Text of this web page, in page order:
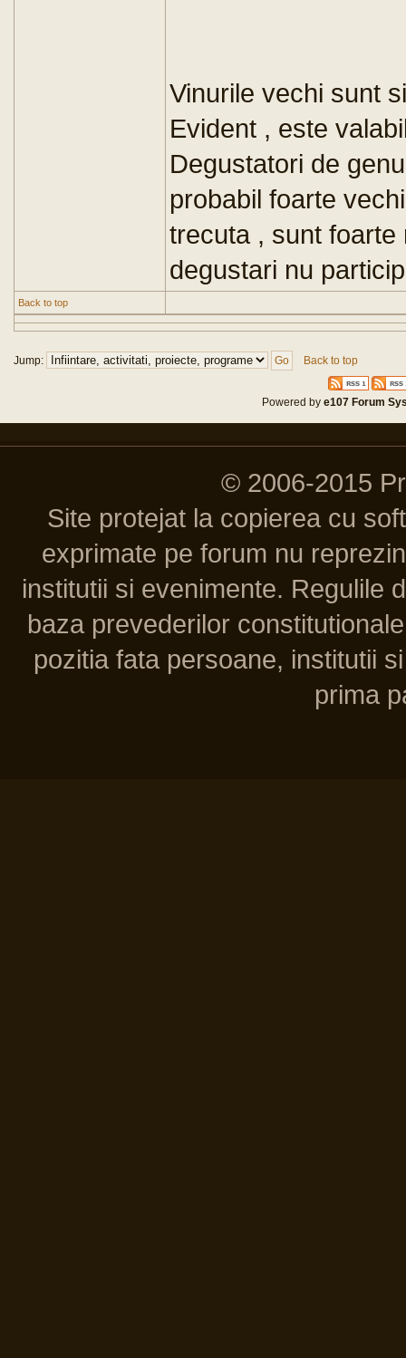
Vinurile vechi sunt
Evident , este
Degustatori de
probabil foarte
trecuta , sunt foarte
degustari nu
Back to top
Jump: Back to top
Powered bye107 Forum
© 2006-2015
Site protejat la copierea cu
exprimate pe forum nu
institutii si evenimente. Regulile
baza prevederilor
pozitia fata persoane, institutii
prima